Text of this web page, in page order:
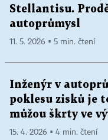
Stellantisu.
autoprůmysl
11. 5. 2026 ▪ 5 min. čtení
Inženýr v
poklesu zisků je
můžou škrty ve
15. 4. 2026 ▪ 4 min. čtení